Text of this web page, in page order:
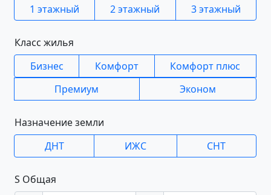
1 этажный
2 этажный 3 этажный
Класс жилья
Бизнес
Комфорт
Комфорт плюс
Премиум
Эконом
Назначение земли
ДНТ
ИЖС СНТ
S Общая